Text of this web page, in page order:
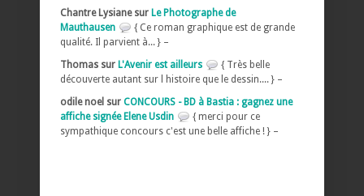
Chantre Lysiane sur Le Photographe de
Mauthausen
{ Ce roman graphique est de grande
qualité. Il parvient à... } –
Thomas sur L'Avenir est ailleurs
{ Très belle
découverte autant sur l histoire que le dessin.... } –
odile noel sur CONCOURS - BD à Bastia : gagnez une
affiche signée Elene Usdin
{ merci pour ce
sympathique concours c'est une belle affiche ! } –